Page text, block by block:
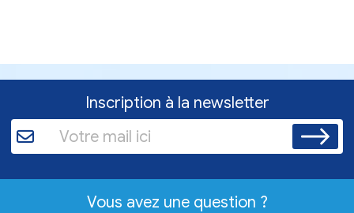
Inscription à la newsletter
Vous avez une question ?